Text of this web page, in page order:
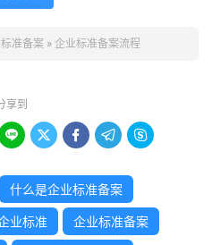
准备案 » 企业标准备案流程
享到
    
什么是企业标准备案
业标准 企业标准备案